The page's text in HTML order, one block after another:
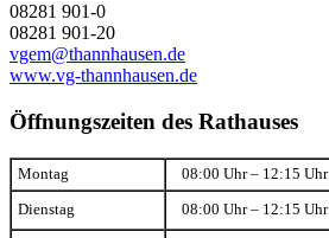
08281 901-0
08281 901-20
vgem@thannhausen.de
www.vg-thannhausen.de
Öffnungszeiten des Rathauses
Montag 08:00 Uhr – 12:15 Uhr
Dienstag 08:00 Uhr – 12:15 Uhr